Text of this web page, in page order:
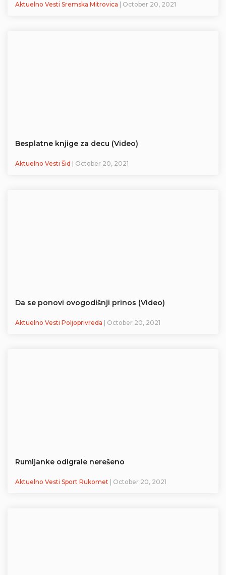
Aktuelno Vesti Sremska Mitrovica | October 20, 2021
Besplatne knjige za decu (Video)
Aktuelno Vesti Šid | October 20, 2021
Da se ponovi ovogodišnji prinos (Video)
Aktuelno Vesti Poljoprivreda | October 20, 2021
Rumljanke odigrale nerešeno
Aktuelno Vesti Sport Rukomet | October 20, 2021